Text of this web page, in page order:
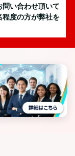
問い合わせ頂いて
程度の方が弊社を